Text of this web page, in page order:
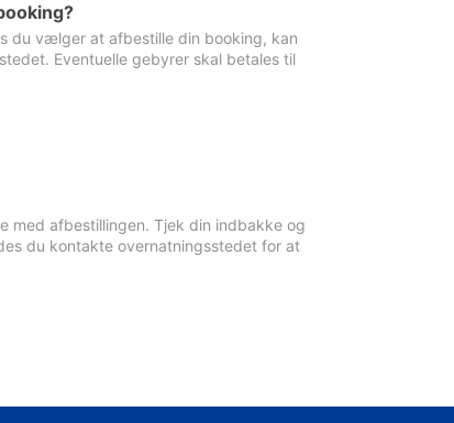
du vælger at afbestille din booking, kan
Eventuelle gebyrer skal betales til
med afbestillingen. Tjek din indbakke og
du kontakte overnatningsstedet for at